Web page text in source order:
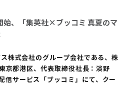
始、「集英社×ブッコミ 真夏のマ
株式会社のグループ会社である、株
都港区、代表取締役社長：淡野
信サービス「ブッコミ」にて、クー